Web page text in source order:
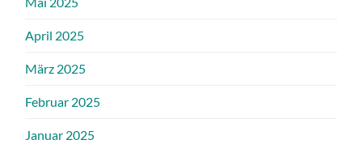
April 2025
März 2025
Februar 2025
Januar 2025